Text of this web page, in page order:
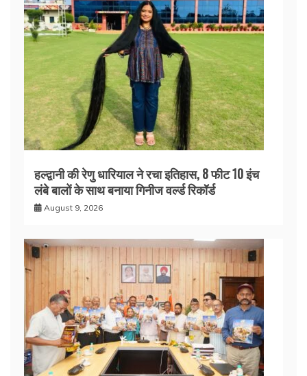
हल्द्वानी की रेणु धारियाल ने रचा इतिहास, 8 फीट 10 इंच
लंबे बालों के साथ बनाया गिनीज वर्ल्ड रिकॉर्ड
August 9, 2026